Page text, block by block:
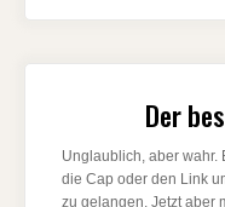
Der
Unglaublich, aber wahr.
die Cap oder den Link
zu gelangen. Jetzt aber